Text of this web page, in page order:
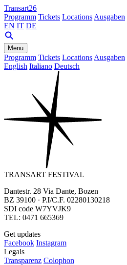
Transart26
Programm Tickets Locations Ausgaben
EN IT DE
Menu
Programm Tickets Locations Ausgaben
English Italiano Deutsch
TRANSART FESTIVAL
Dantestr. 28 Via Dante, Bozen
BZ 39100 · P.I/C.F. 02280130218
SDI code W7YVJK9
TEL: 0471 665369
Get updates
Facebook Instagram
Legals
Transparenz Colophon